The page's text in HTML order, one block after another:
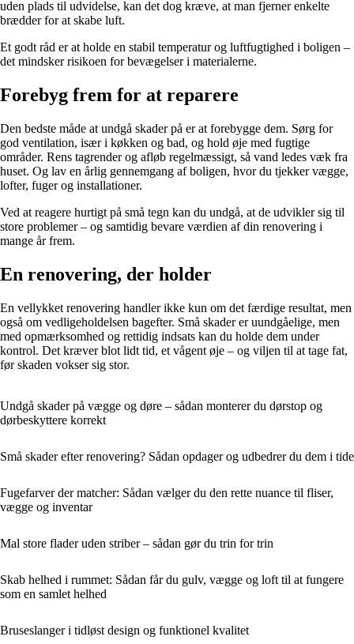
uden plads til udvidelse, kan det dog kræve, at man fjerner enkelte
brædder for at skabe luft.
Et godt råd er at holde en stabil temperatur og luftfugtighed i boligen –
det mindsker risikoen for bevægelser i materialerne.
Forebyg frem for at reparere
Den bedste måde at undgå skader på er at forebygge dem. Sørg for
god ventilation, især i køkken og bad, og hold øje med fugtige
områder. Rens tagrender og afløb regelmæssigt, så vand ledes væk fra
huset. Og lav en årlig gennemgang af boligen, hvor du tjekker vægge,
lofter, fuger og installationer.
Ved at reagere hurtigt på små tegn kan du undgå, at de udvikler sig til
store problemer – og samtidig bevare værdien af din renovering i
mange år frem.
En renovering, der holder
En vellykket renovering handler ikke kun om det færdige resultat, men
også om vedligeholdelsen bagefter. Små skader er uundgåelige, men
med opmærksomhed og rettidig indsats kan du holde dem under
kontrol. Det kræver blot lidt tid, et vågent øje – og viljen til at tage fat,
før skaden vokser sig stor.
Undgå skader på vægge og døre – sådan monterer du dørstop og
dørbeskyttere korrekt
Små skader efter renovering? Sådan opdager og udbedrer du dem i tide
Fugefarver der matcher: Sådan vælger du den rette nuance til fliser,
vægge og inventar
Mal store flader uden striber – sådan gør du trin for trin
Skab helhed i rummet: Sådan får du gulv, vægge og loft til at fungere
som en samlet helhed
Bruseslanger i tidløst design og funktionel kvalitet